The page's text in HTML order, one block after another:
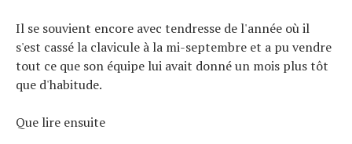
Il se souvient encore avec tendresse de l'année où il
s'est cassé la clavicule à la mi-septembre et a pu vendre
tout ce que son équipe lui avait donné un mois plus tôt
que d'habitude.
Que lire ensuite